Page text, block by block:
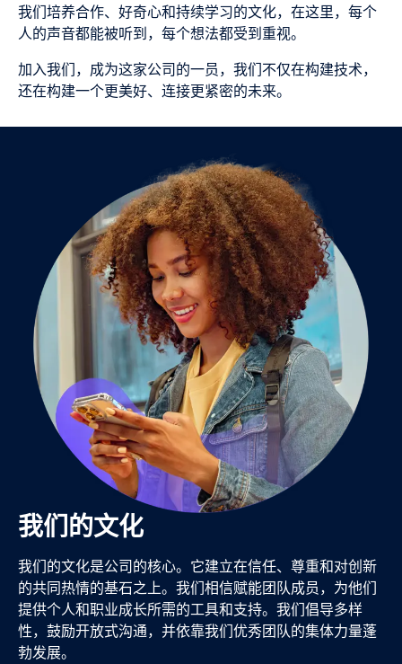
我们培养合作、好奇心和持续学习的文化，在这里，每个
人的声音都能被听到，每个想法都受到重视。
加入我们，成为这家公司的一员，我们不仅在构建技术，
还在构建一个更美好、连接更紧密的未来。
我们的文化
我们的文化是公司的核心。它建立在信任、尊重和对创新
的共同热情的基石之上。我们相信赋能团队成员，为他们
提供个人和职业成长所需的工具和支持。我们倡导多样
性，鼓励开放式沟通，并依靠我们优秀团队的集体力量蓬
勃发展。